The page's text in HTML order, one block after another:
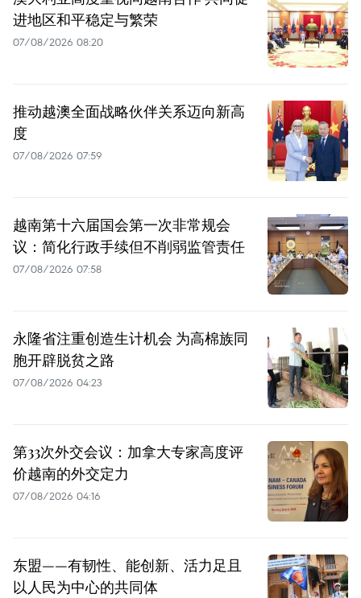
进地区和平稳定与繁荣
07/08/2026 08:20
推动越澳全面战略伙伴关系迈向新高
度
07/08/2026 07:59
越南第十六届国会第一次非常规会
议：简化行政手续但不削弱监管责任
07/08/2026 07:58
永隆省注重创造生计机会 为高棉族同
胞开辟脱贫之路
07/08/2026 04:23
第33次外交会议：加拿大专家高度评
价越南的外交定力
07/08/2026 04:16
东盟——有韧性、能创新、活力足且
以人民为中心的共同体